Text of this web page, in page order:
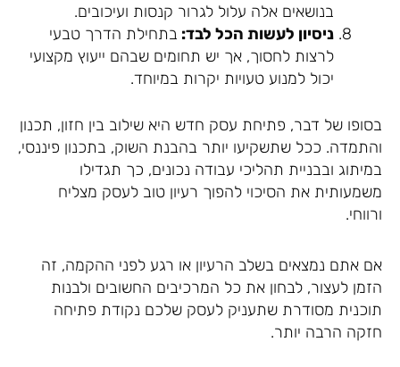
בנושאים אלה עלול לגרור קנסות ועיכובים.
ניסיון לעשות הכל לבד: בתחילת הדרך טבעי
לרצות לחסוך, אך יש תחומים שבהם ייעוץ מקצועי
יכול למנוע טעויות יקרות במיוחד.
בסופו של דבר, פתיחת עסק חדש היא שילוב בין חזון, תכנון
והתמדה. ככל שתשקיעו יותר בהבנת השוק, בתכנון פיננסי,
במיתוג ובבניית תהליכי עבודה נכונים, כך תגדילו
משמעותית את הסיכוי להפוך רעיון טוב לעסק מצליח
ורווחי.
אם אתם נמצאים בשלב הרעיון או רגע לפני ההקמה, זה
הזמן לעצור, לבחון את כל המרכיבים החשובים ולבנות
תוכנית מסודרת שתעניק לעסק שלכם נקודת פתיחה
חזקה הרבה יותר.